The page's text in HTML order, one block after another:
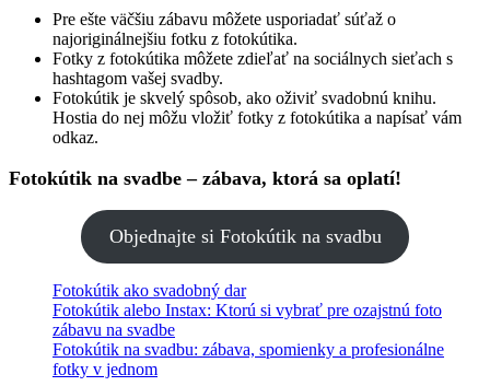
Pre ešte väčšiu zábavu môžete usporiadať súťaž o
najoriginálnejšiu fotku z fotokútika.
Fotky z fotokútika môžete zdieľať na sociálnych sieťach s
hashtagom vašej svadby.
Fotokútik je skvelý spôsob, ako oživiť svadobnú knihu.
Hostia do nej môžu vložiť fotky z fotokútika a napísať vám
odkaz.
Fotokútik na svadbe – zábava, ktorá sa oplatí!
Objednajte si Fotokútik na svadbu
Fotokútik ako svadobný dar
Fotokútik alebo Instax: Ktorú si vybrať pre ozajstnú foto
zábavu na svadbe
Fotokútik na svadbu: zábava, spomienky a profesionálne
fotky v jednom